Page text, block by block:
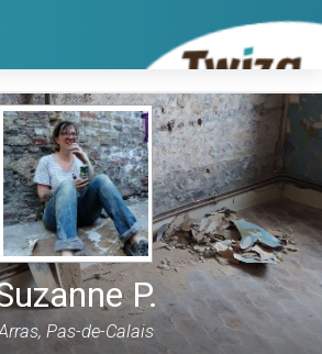
P.
Pas-de-Calais